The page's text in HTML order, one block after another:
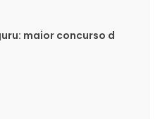
maior concurso d